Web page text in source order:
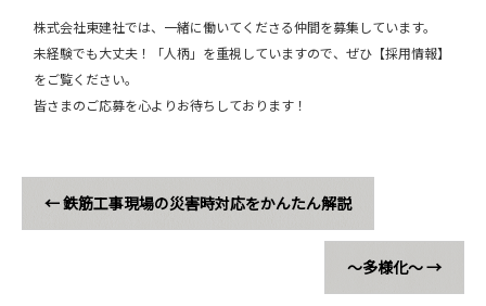
株式会社東建社では、一緒に働いてくださる仲間を募集しています。
未経験でも大丈夫！「人柄」を重視していますので、ぜひ【採用情報】
をご覧ください。
皆さまのご応募を心よりお待ちしております！
←鉄筋工事現場の災害時対応をかんたん解説
～多様化～→